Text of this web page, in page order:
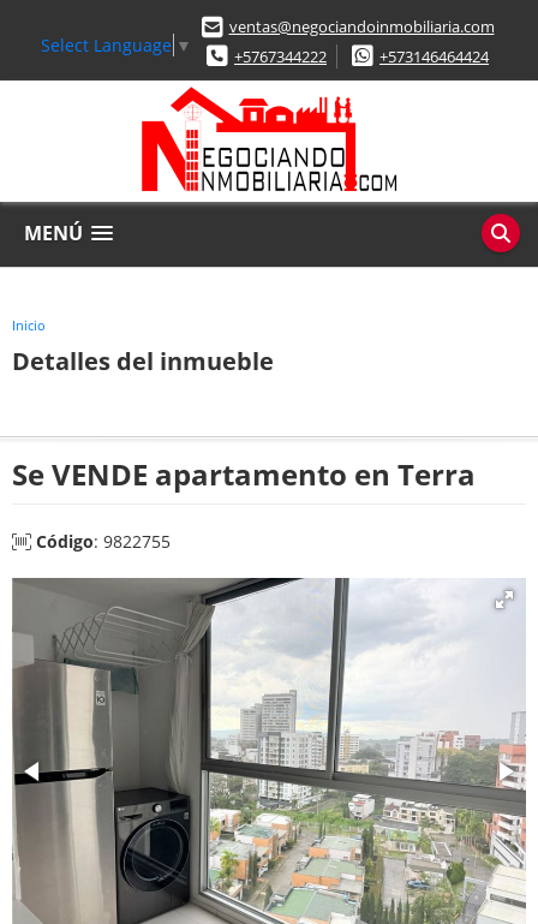
Select Language ▼
ventas@negociandoinmobiliaria.com
+5767344222
+573146464424
MENÚ
Inicio
Detalles del inmueble
Se VENDE apartamento en Terra
Código: 9822755